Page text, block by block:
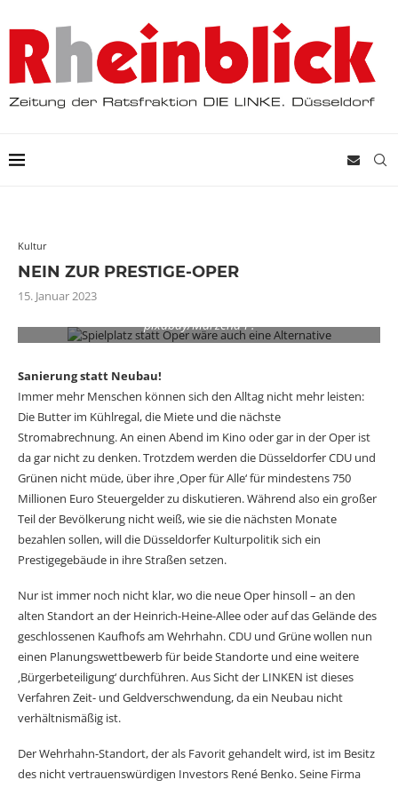
Kultur
NEIN ZUR PRESTIGE-OPER
15. Januar 2023
Spielplatz statt Oper wäre auch eine Alternative Foto: (CC0)
pixabay/Marzena P.
Sanierung statt Neubau!
Immer mehr Menschen können sich den Alltag nicht mehr leisten:
Die Butter im Kühlregal, die Miete und die nächste
Stromabrechnung. An einen Abend im Kino oder gar in der Oper ist
da gar nicht zu denken. Trotzdem werden die Düsseldorfer CDU und
Grünen nicht müde, über ihre ‚Oper für Alle‘ für mindestens 750
Millionen Euro Steuergelder zu diskutieren. Während also ein großer
Teil der Bevölkerung nicht weiß, wie sie die nächsten Monate
bezahlen sollen, will die Düsseldorfer Kulturpolitik sich ein
Prestigegebäude in ihre Straßen setzen.
Nur ist immer noch nicht klar, wo die neue Oper hinsoll – an den
alten Standort an der Heinrich-Heine-Allee oder auf das Gelände des
geschlossenen Kaufhofs am Wehrhahn. CDU und Grüne wollen nun
einen Planungswettbewerb für beide Standorte und eine weitere
‚Bürgerbeteiligung‘ durchführen. Aus Sicht der LINKEN ist dieses
Verfahren Zeit- und Geldverschwendung, da ein Neubau nicht
verhältnismäßig ist.
Der Wehrhahn-Standort, der als Favorit gehandelt wird, ist im Besitz
des nicht vertrauenswürdigen Investors René Benko. Seine Firma